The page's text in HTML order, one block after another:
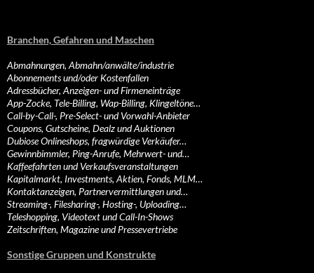
Branchen, Gefahren und Maschen
Abmahnungen, Abmahn/anwälte/industrie
Abonnements und/oder Kostenfallen
Adressbücher, Anzeigen- und Firmeneinträge
App-Zocke, Tele-Billing, Wap-Billing, Klingeltöne…
Call-by-Call-, Pre-Select- und Vorwahl-Anbieter
Coupons, Gutscheine, Dealz und Auktionen
Dubiose Onlineshops, fragwürdige Verkäufer…
Gewinnbimmler, Ping-Anrufe, Mehrwert- und…
Kaffeefahrten und Verkaufsveranstaltungen
Kapitalmarkt, Investments, Aktien, Fonds, MLM…
Kontaktanzeigen, Partnervermittlungen und…
Streaming-, Filesharing-, Hosting-, Uploading…
Teleshopping, Videotext und Call-In-Shows
Zeitschriften, Magazine und Pressevertriebe
Sonstige Gruppen und Konstrukte